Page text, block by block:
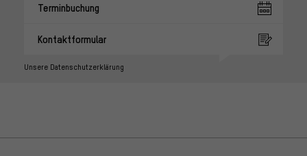
Terminbuchung
Kontaktformular
Unsere Datenschutzerklärung